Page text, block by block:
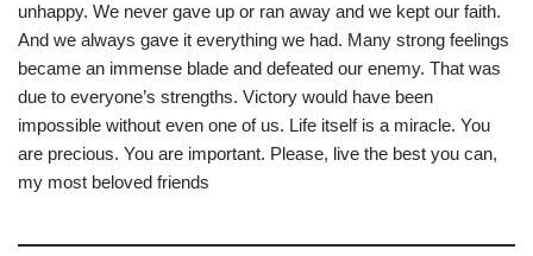
unhappy. We never gave up or ran away and we kept our faith.
And we always gave it everything we had. Many strong feelings
became an immense blade and defeated our enemy. That was
due to everyone’s strengths. Victory would have been
impossible without even one of us. Life itself is a miracle. You
are precious. You are important. Please, live the best you can,
my most beloved friends